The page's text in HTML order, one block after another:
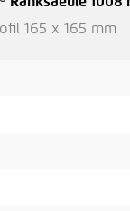
165 x 165 mm